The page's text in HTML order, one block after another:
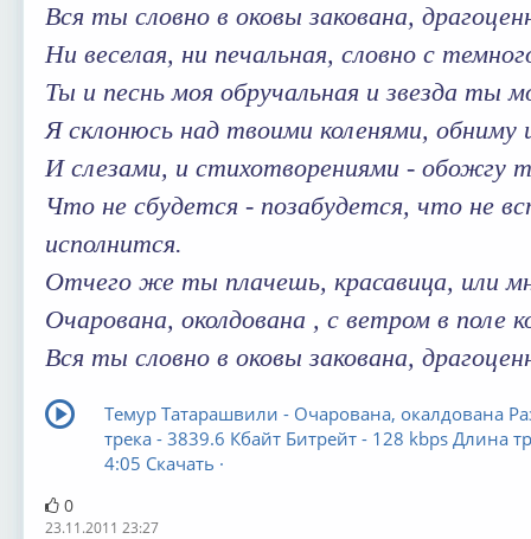
Вся ты словно в оковы закована,
Ни веселая, ни печальная, словно с
Ты и песнь моя обручальная и звезда ты
Я склонюсь над твоими коленями, обниму
И слезами, и стихотворениями - обожгу
Что не сбудется - позабудется, что не
исполнится.
Отчего же ты плачешь, красавица, или
Очарована, околдована , с ветром в поле
Вся ты словно в оковы закована,
Темур Татарашвили - Очарована, окалдована
трека - 3839.6 Кбайт Битрейт - 128 kbps Длина
4:05 Скачать ·
0
23.11.2011 23:27